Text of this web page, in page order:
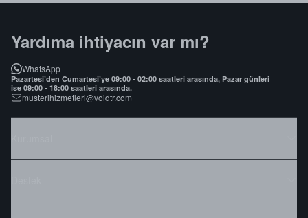
Yardıma ihtiyacın var mı?
WhatsApp
Pazartesi’den Cumartesi’ye 09:00 - 02:00 saatleri arasında, Pazar günleri
ise 09:00 - 18:00 saatleri arasında.
musterihizmetleri@voidtr.com